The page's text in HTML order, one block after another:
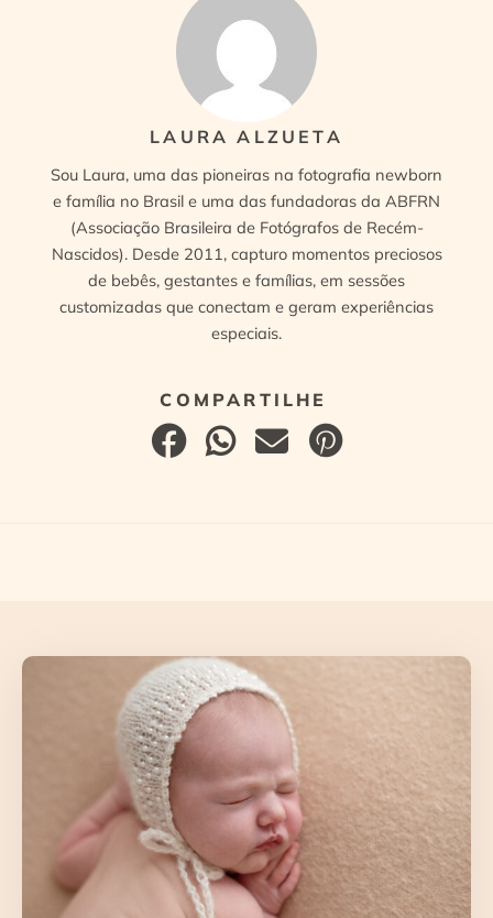
LAURA ALZUETA
Sou Laura, uma das pioneiras na fotografia newborn
e família no Brasil e uma das fundadoras da ABFRN
(Associação Brasileira de Fotógrafos de Recém-
Nascidos). Desde 2011, capturo momentos preciosos
de bebês, gestantes e famílias, em sessões
customizadas que conectam e geram experiências
especiais.